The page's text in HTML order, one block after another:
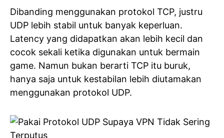
Dibanding menggunakan protokol TCP, justru
UDP lebih stabil untuk banyak keperluan.
Latency yang didapatkan akan lebih kecil dan
cocok sekali ketika digunakan untuk bermain
game. Namun bukan berarti TCP itu buruk,
hanya saja untuk kestabilan lebih diutamakan
menggunakan protokol UDP.